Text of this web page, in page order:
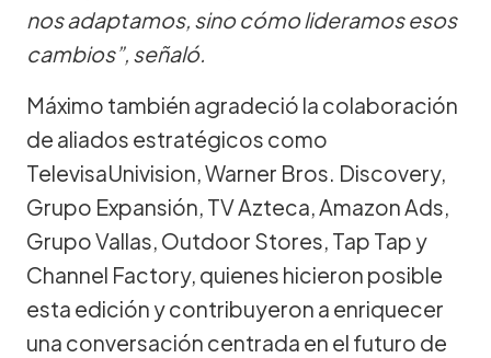
nos adaptamos, sino cómo lideramos esos
cambios”, señaló.
Máximo también agradeció la colaboración
de aliados estratégicos como
TelevisaUnivision, Warner Bros. Discovery,
Grupo Expansión, TV Azteca, Amazon Ads,
Grupo Vallas, Outdoor Stores, Tap Tap y
Channel Factory, quienes hicieron posible
esta edición y contribuyeron a enriquecer
una conversación centrada en el futuro de